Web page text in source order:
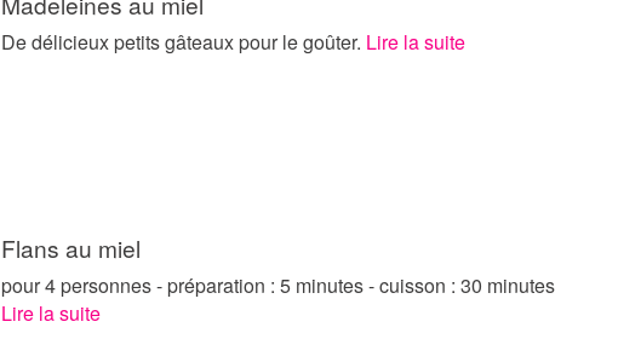
De délicieux petits gâteaux pour le goûter. Lire la suite
Flans au miel
pour 4 personnes - préparation : 5 minutes - cuisson : 30 minutes
Lire la suite